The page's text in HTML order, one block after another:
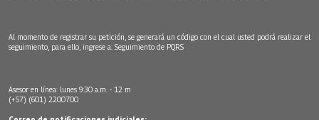
Al momento de registrar su petición, se generará un código con el cual usted podrá realizar el
seguimiento, para ello, ingrese a: Seguimiento de PQRS
Asesor en línea: lunes 9:30 a.m. - 12 m
(+57) (601) 2200700